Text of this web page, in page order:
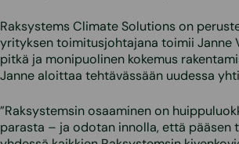
Raksystems Climate Solutions on
yrityksen toimitusjohtajana toimii Janne
pitkä ja monipuolinen kokemus
Janne aloittaa tehtävässään uudessa
”Raksystemsin osaaminen on
parasta – ja odotan innolla, että pääsen